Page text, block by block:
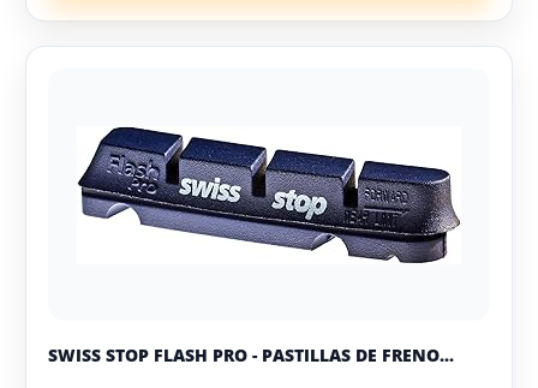
SWISS STOP FLASH PRO - PASTILLAS DE FRENO...